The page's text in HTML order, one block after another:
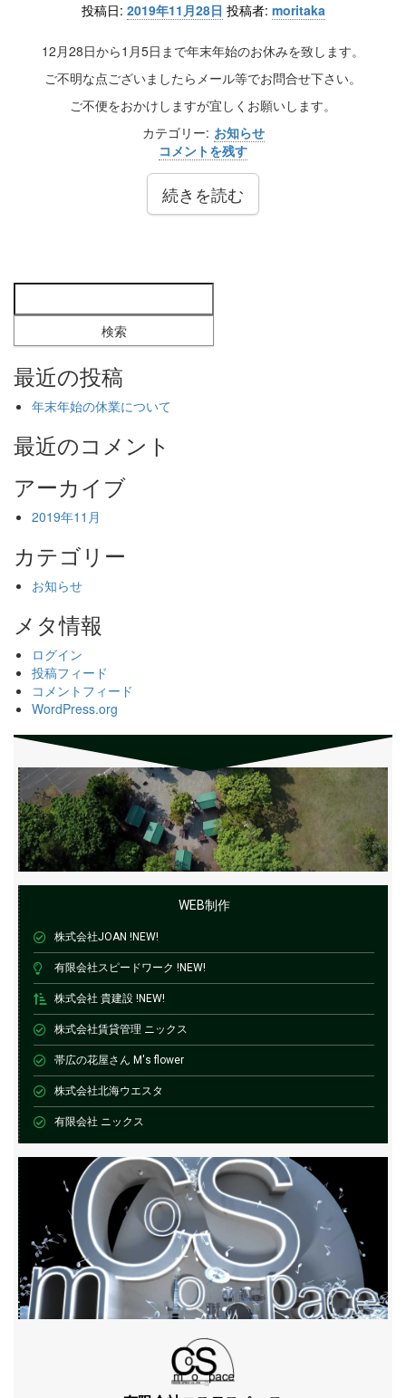
投稿日: 2019年11月28日 投稿者: moritaka
12月28日から1月5日まで年末年始のお休みを致します。
ご不明な点ございましたらメール等でお問合せ下さい。
ご不便をおかけしますが宜しくお願いします。
カテゴリー: お知らせ
コメントを残す
続きを読む
最近の投稿
年末年始の休業について
最近のコメント
アーカイブ
2019年11月
カテゴリー
お知らせ
メタ情報
ログイン
投稿フィード
コメントフィード
WordPress.org
WEB制作
株式会社JOAN !NEW!
有限会社スピードワーク !NEW!
株式会社 貴建設 !NEW!
株式会社賃貸管理 ニックス
帯広の花屋さん M's flower
株式会社北海ウエスタ
有限会社 ニックス